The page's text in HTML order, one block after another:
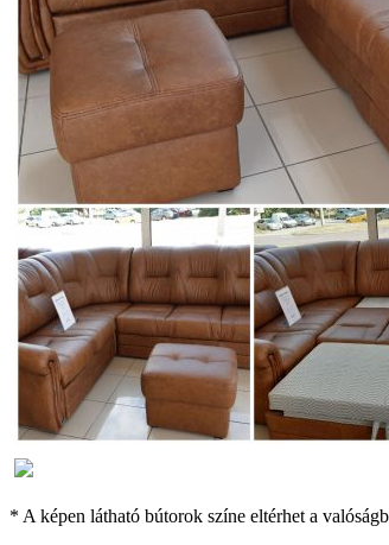
* A képen látható bútorok színe eltérhet a